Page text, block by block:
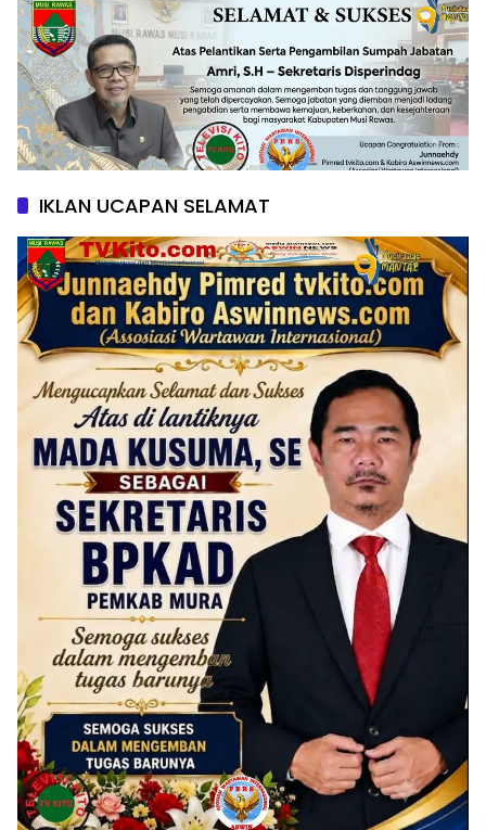
IKLAN UCAPAN SELAMAT